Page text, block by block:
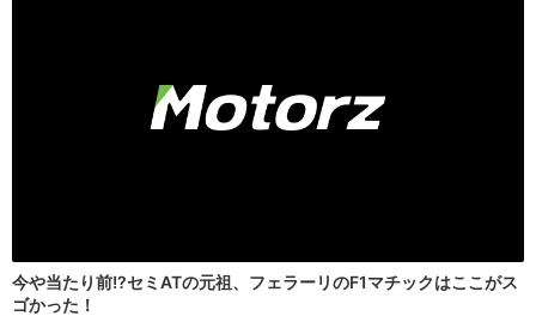
今や当たり前!?セミATの元祖、フェラーリのF1マチックはここがス
ゴかった！